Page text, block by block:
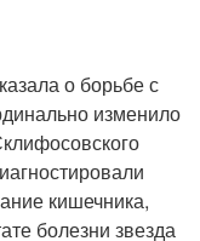
о борьбе с
изменило
кишечника,
болезни звезда